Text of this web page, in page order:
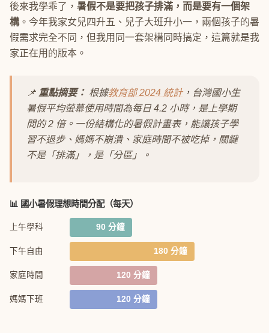
後來我學乖了， 暑假不是要把孩子排滿，而是要有一個架
構。今年我家女兒四升五、兒子大班升小一，兩個孩子的暑
假需求完全不同，但我用同一套架構同時搞定，這篇就是我
家正在用的版本。
📌 重點摘要： 根據教育部 2024 統計，台灣國小生
暑假平均螢幕使用時間為每日 4.2 小時，是上學期
間的 2 倍。一份結構化的暑假計畫表，能讓孩子學
習不退步、媽媽不崩潰、家庭時間不被吃掉，關鍵
不是「排滿」，是「分區」。
📊 國小暑假理想時間分配（每天）
上午學科 90 分鐘
下午自由 180 分鐘
家庭時間 120 分鐘
媽媽下班 120 分鐘